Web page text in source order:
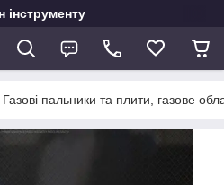
інструменту
Газові пальники та плити, газове